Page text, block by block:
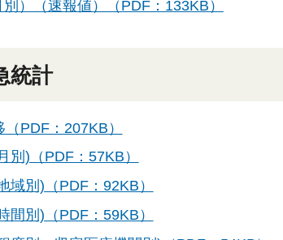
）（速報値）（PDF：133KB）
統計
PDF：207KB）
別)（PDF：57KB）
域別)（PDF：92KB）
間別)（PDF：59KB）